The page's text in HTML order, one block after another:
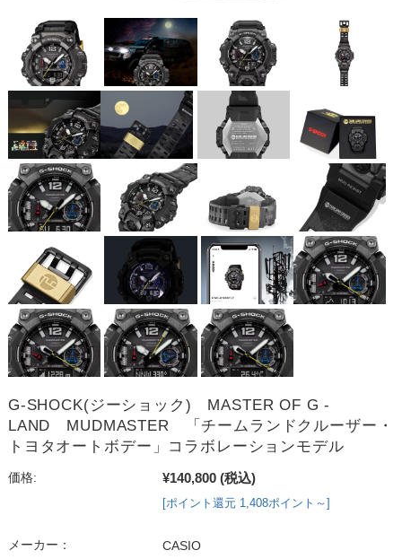
G-SHOCK(ジーショック) MASTER OF G -
LAND MUDMASTER 「チームランドクルーザー・
トヨタオートボデー」コラボレーションモデル
価格: ¥140,800 (税込)
[ポイント還元 1,408ポイント～]
メーカー：
CASIO